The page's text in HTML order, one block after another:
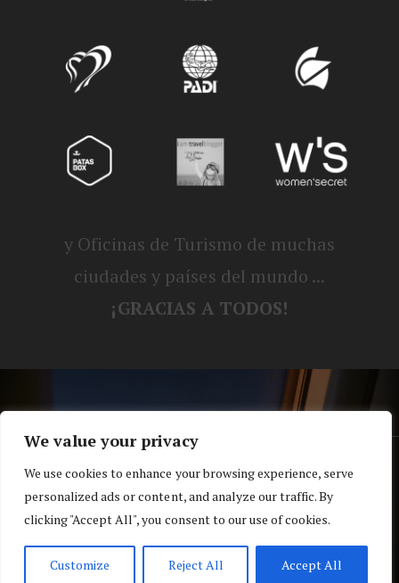
We value your privacy
We use cookies to enhance your browsing experience, serve
personalized ads or content, and analyze our traffic. By
clicking "Accept All", you consent to our use of cookies.
Customize Reject All Accept All
y Oficinas de Turismo de muchas
ciudades y países del mundo ...
¡GRACIAS A TODOS!
® Blog personal de Alex, Nerea, Turbo y
Koko |Política de privacidad y cookies
Top